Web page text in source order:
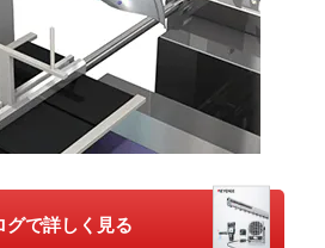
グで詳しく見る